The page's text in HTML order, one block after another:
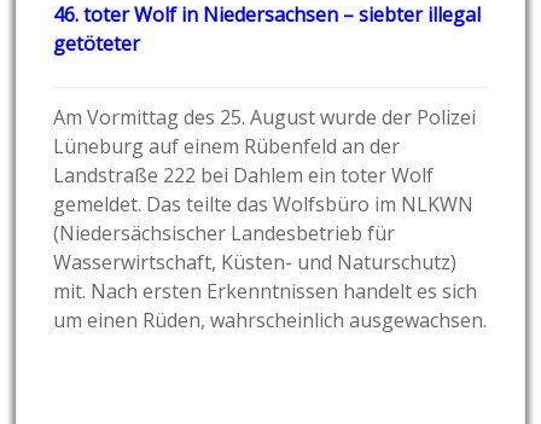
46. toter Wolf in Niedersachsen – siebter illegal
getöteter
Am Vormittag des 25. August wurde der Polizei
Lüneburg auf einem Rübenfeld an der
Landstraße 222 bei Dahlem ein toter Wolf
gemeldet. Das teilte das Wolfsbüro im NLKWN
(Niedersächsischer Landesbetrieb für
Wasserwirtschaft, Küsten- und Naturschutz)
mit. Nach ersten Erkenntnissen handelt es sich
um einen Rüden, wahrscheinlich ausgewachsen.